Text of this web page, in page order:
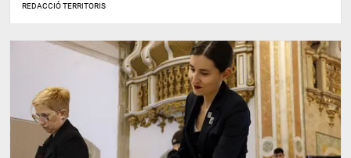
REDACCIÓ TERRITORIS